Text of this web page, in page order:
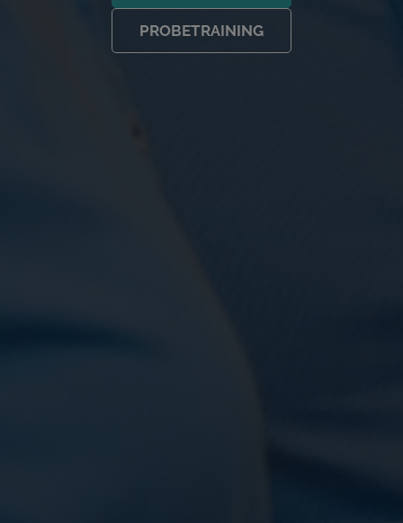
PROBETRAINING